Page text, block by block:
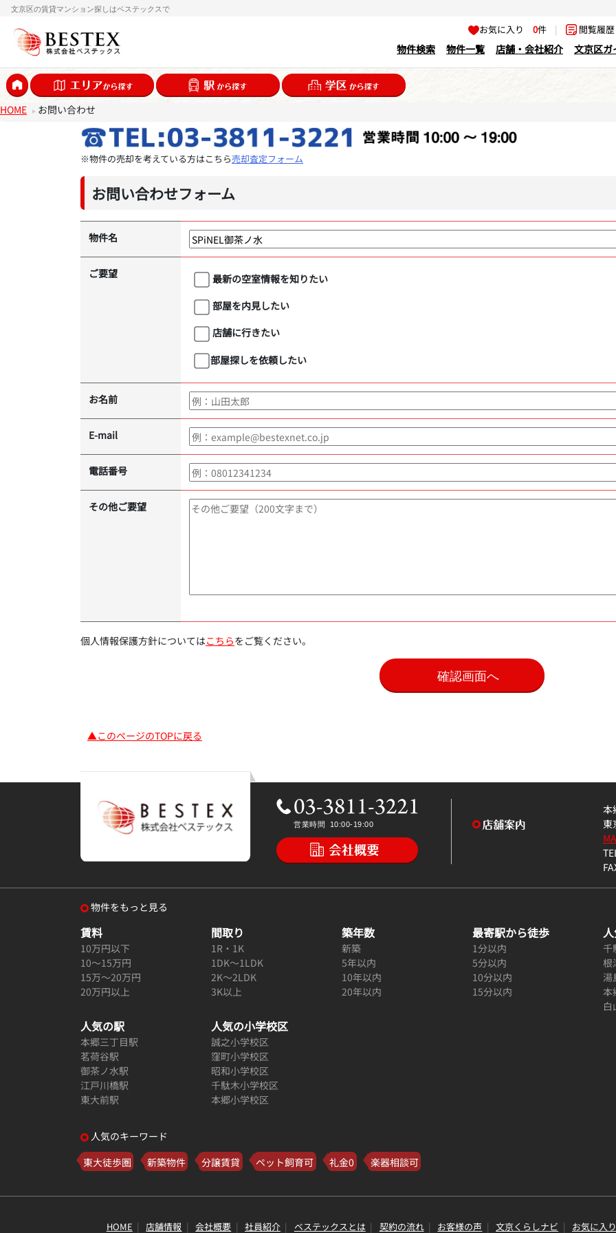
文京区の賃貸マンション探しはベステックスで
お気に入り0件 | 閲覧履
物件検索 物件一覧 店舗・会社紹介 文京区ガ
HOME お問い合わせ
※物件の売却を考えている方はこちら売却査定フォーム
お問い合わせフォーム
物件名
ご要望
最新の空室情報を知りたい
部屋を内見したい
店舗に行きたい
部屋探しを依頼したい
お名前
E-mail
電話番号
その他ご要望
個人情報保護方針についてはこちらをご覧ください。
▲このページのTOPに戻る
本
東
物件をもっと見る
賃料
10万円以下
10～15万円
15万～20万円
20万円以上
間取り
1R・1K
1DK～1LDK
2K～2LDK
3K以上
築年数
新築
5年以内
10年以内
20年以内
最寄駅から徒歩
1分以内
5分以内
10分以内
15分以内
千
根
湯
本
白
人気の駅
本郷三丁目駅
茗荷谷駅
御茶ノ水駅
江戸川橋駅
東大前駅
人気の小学校区
誠之小学校区
窪町小学校区
昭和小学校区
千駄木小学校区
本郷小学校区
人気のキーワード
東大徒歩圏
新築物件 分譲賃貸 ペット飼育可 礼金0 楽器相談可
HOME 店舗情報 会社概要 社員紹介 ベステックスとは 契約の流れ お客様の声 文京くらしナビ お気に入